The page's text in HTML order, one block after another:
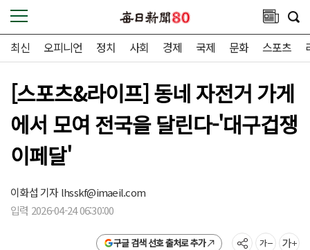
최신 오피니언 정치 사회 경제 국제 문화 스포츠
[스포츠&라이프] 동네 자전거 가게
에서 모여 전국을 달린다-'대구겁쟁
이페달'
이화섭 기자lhsskf@imaeil.com
입력 2026-04-24 06:30:00
구글 검색 선호 출처로 추가